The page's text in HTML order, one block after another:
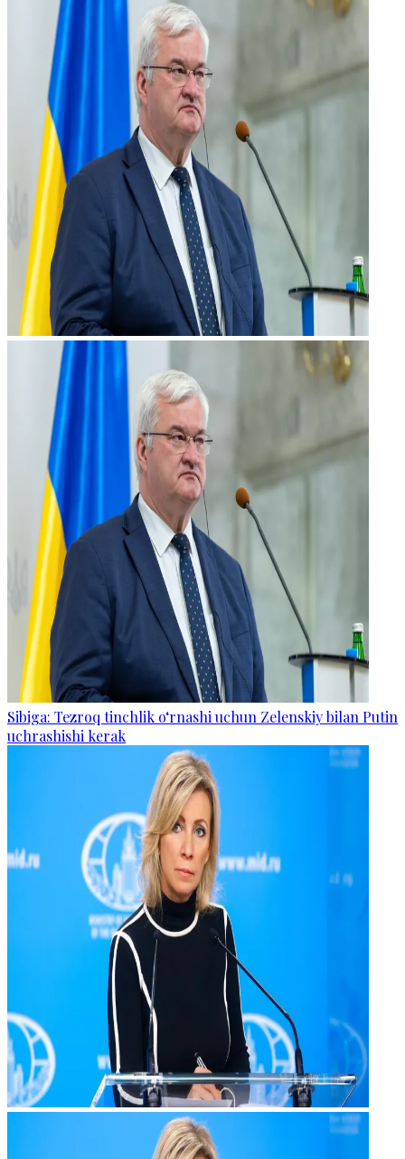
Sibiga: Tezroq tinchlik o‘rnashi uchun Zelenskiy bilan Putin
uchrashishi kerak